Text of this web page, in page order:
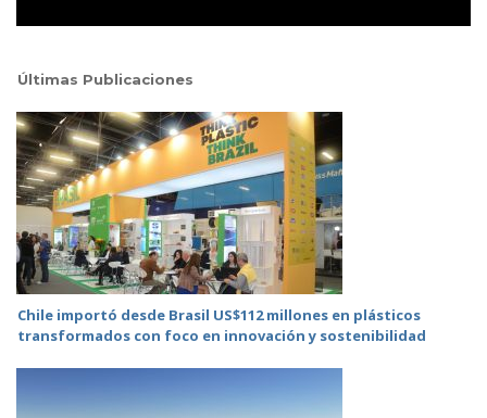
Últimas Publicaciones
Chile importó desde Brasil US$112 millones en plásticos
transformados con foco en innovación y sostenibilidad